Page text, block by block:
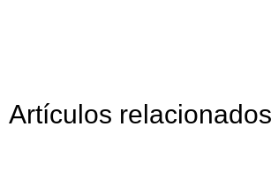
Artículos